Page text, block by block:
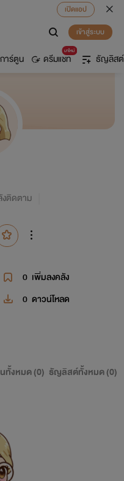
เปิดแอป
เข้าสู่ระบบ
การ์ตูน
มาใหม่
ดรีมแชท ธัญลิสต์
งติดตาม
0 เพิ่มลงคลัง
0 ดาวน์โหลด
ทั้งหมด (0) ธัญลิสต์ทั้งหมด (0)